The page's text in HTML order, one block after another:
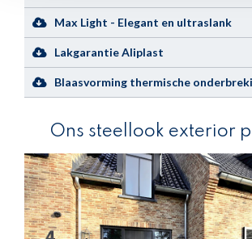
Max Light - Elegant en ultraslank
Lakgarantie Aliplast
Blaasvorming thermische
Ons steellook exterior